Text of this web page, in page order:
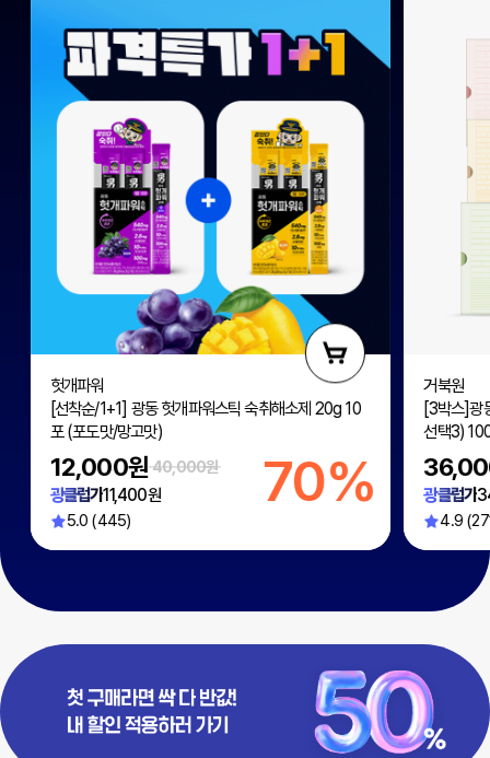
헛개파워
[선착순/1+1] 광동 헛개파워스틱 숙취해소제 20g 10
포 (포도맛/망고맛)
12,000원 40,000원
광클럽가11,400원 70%
5.0 (445)
거북원
[3박스]광
선택3)
광클럽가
4.9